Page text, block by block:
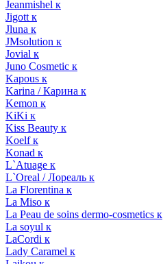
Jeanmishel к
Jigott к
Jluna к
JMsolution к
Jovial к
Juno Cosmetic к
Kapous к
Karina / Карина к
Kemon к
KiKi к
Kiss Beauty к
Koelf к
Konad к
L`Atuage к
L`Oreal / Лореаль к
La Florentina к
La Miso к
La Peau de soins dermo-cosmetics к
La soyul к
LaCordi к
Lady Caramel к